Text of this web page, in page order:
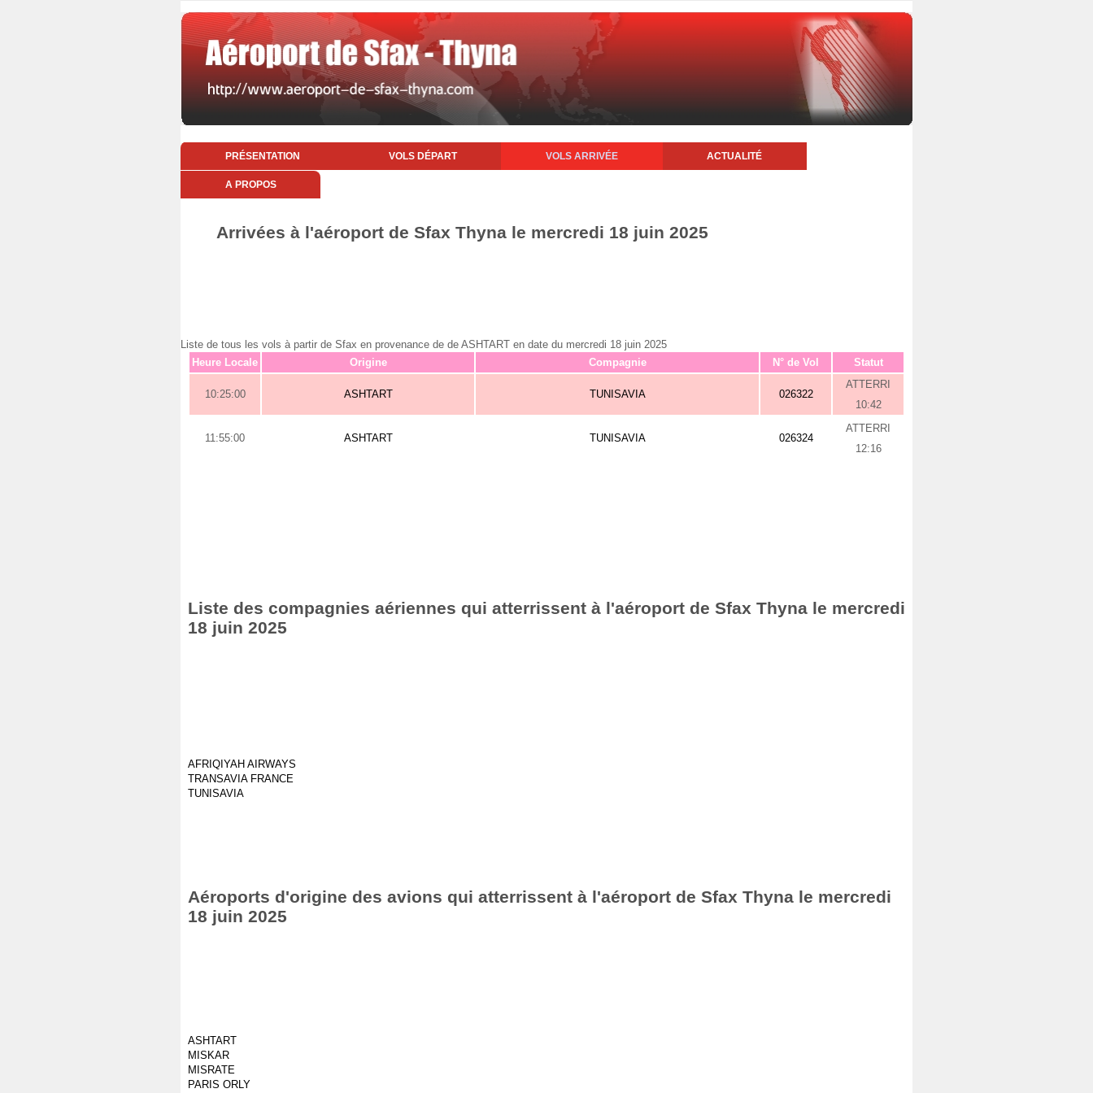
PRÉSENTATION VOLS DÉPART VOLS ARRIVÉE ACTUALITÉ
A PROPOS
Arrivées à l'aéroport de Sfax Thyna le mercredi 18 juin 2025
Liste de tous les vols à partir de Sfax en provenance de de ASHTART en date du mercredi 18 juin 2025
Heure Locale
Origine Compagnie N° de Vol Statut
10:25:00 ASHTART TUNISAVIA 026322
ATTERRI
10:42
11:55:00 ASHTART TUNISAVIA 026324
ATTERRI
12:16
Liste des compagnies aériennes qui atterrissent à l'aéroport de Sfax Thyna le mercredi
18 juin 2025
AFRIQIYAH AIRWAYS
TRANSAVIA FRANCE
TUNISAVIA
Aéroports d'origine des avions qui atterrissent à l'aéroport de Sfax Thyna le mercredi
18 juin 2025
ASHTART
MISKAR
MISRATE
PARIS ORLY